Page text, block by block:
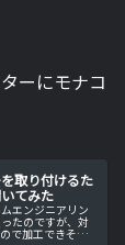
ーにモナコ
取り付けるた
てみた
エンジニアリン
たのですが、対
で加工できそう